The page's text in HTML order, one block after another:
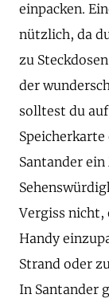
einpacken.
nützlich, da
zu
der
solltest du
Santander
Vergiss nicht,
Handy
Strand oder
In Santander